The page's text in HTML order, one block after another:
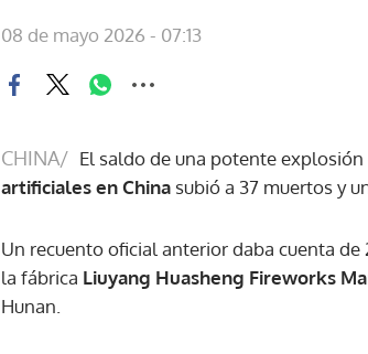
08 de mayo 2026 - 07:13
CHINA/ El saldo de una potente
artificiales en China subió a 37 muertos y
Un recuento oficial anterior daba cuenta
la fábrica Liuyang Huasheng Fireworks
Hunan.